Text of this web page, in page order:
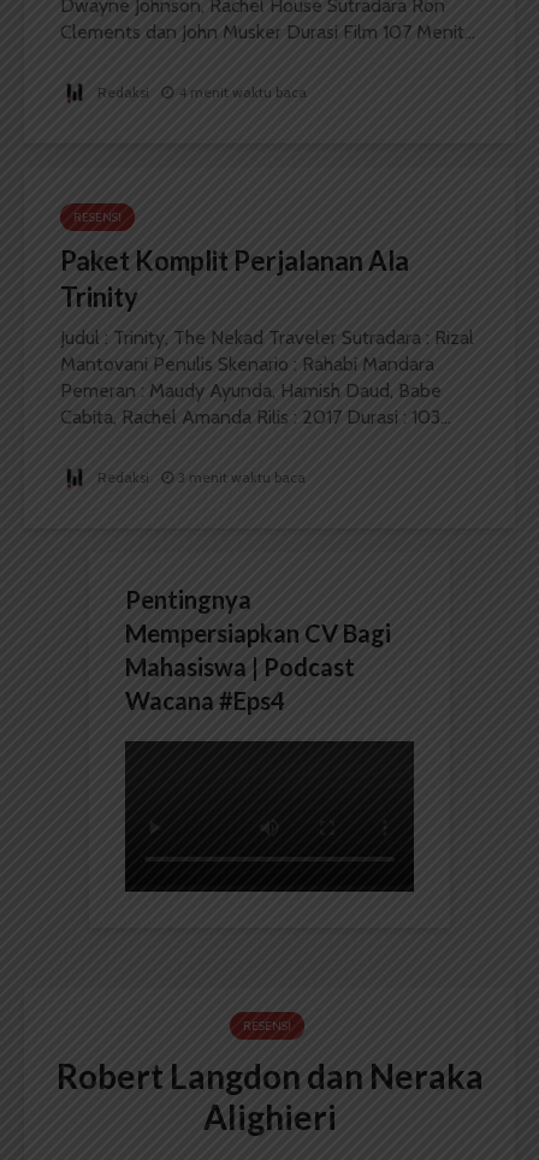
Dwayne Johnson, Rachel House Sutradara Ron
Clements dan John Musker Durasi Film 107 Menit...
Redaksi 4 menit waktu baca
RESENSI
Paket Komplit Perjalanan Ala
Trinity
Judul : Trinity, The Nekad Traveler Sutradara : Rizal
Mantovani Penulis Skenario : Rahabi Mandara
Pemeran : Maudy Ayunda, Hamish Daud, Babe
Cabita, Rachel Amanda Rilis : 2017 Durasi : 103...
Redaksi 3 menit waktu baca
Pentingnya
Mempersiapkan CV Bagi
Mahasiswa | Podcast
Wacana #Eps4
RESENSI
Robert Langdon dan Neraka
Alighieri